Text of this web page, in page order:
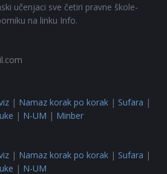
učenjaci sve četiri pravne škole-
na linku Info.
| Namaz korak po korak | Sufara |
| N-UM | Minber
| Namaz korak po korak | Sufara |
| N-UM